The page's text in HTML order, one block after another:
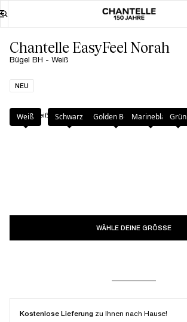
Chantelle EasyFeel Norah
Bügel BH - Weiß
NEU
Farbe:Weiß
Weiß Schwarz Golden BeigeMarineblau Grün
WÄHLE DEINE GRÖSSE
Kostenlose Lieferung zu Ihnen nach Hause!